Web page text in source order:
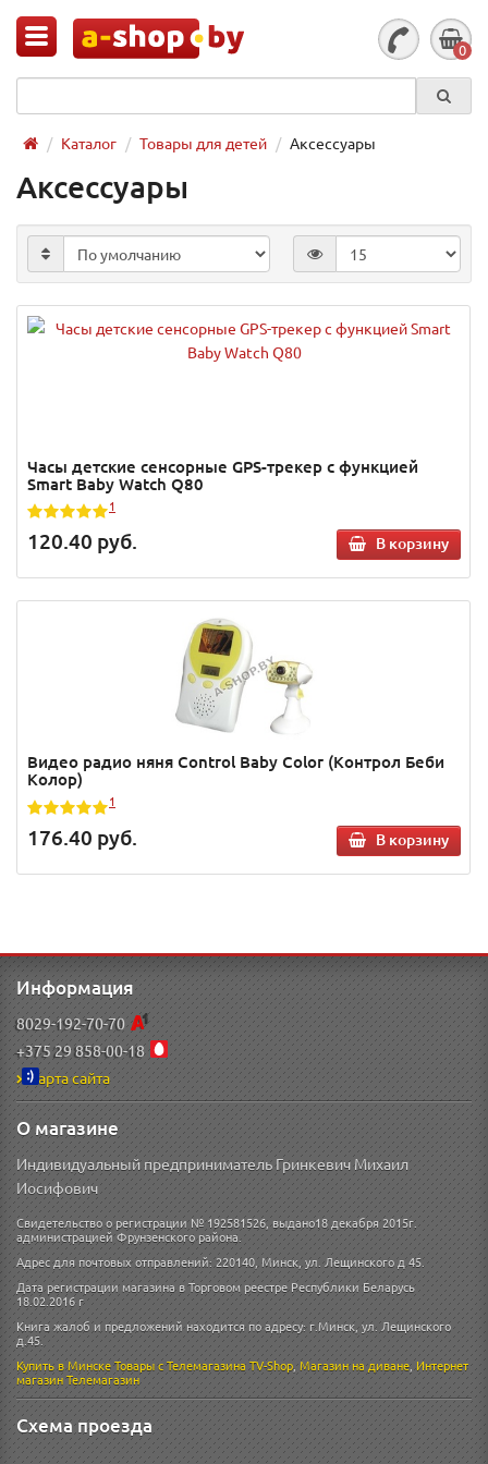
0
Каталог Товары для детей Аксессуары
Аксессуары
Часы детские сенсорные GPS-трекер с функцией
Smart Baby Watch Q80
1
120.40 руб. В корзину
Видео радио няня Control Baby Color (Контрол Беби
Колор)
1
176.40 руб. В корзину
Информация
8029-192-70-70
+375 29 858-00-18
Карта сайта
О магазине
Индивидуальный предприниматель Гринкевич Михаил
Иосифович
Свидетельство о регистрации № 192581526, выдано18 декабря 2015г.
администрацией Фрунзенского района.
Адрес для почтовых отправлений: 220140, Минск, ул. Лещинского д 45.
Дата регистрации магазина в Торговом реестре Республики Беларусь
18.02.2016 г
Книга жалоб и предложений находится по адресу: г.Минск, ул. Лещинского
д.45.
Купить в МинскеТовары с Телемагазина TV-Shop,Магазин на диване,Интернет
магазинТелемагазин
Схема проезда